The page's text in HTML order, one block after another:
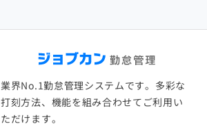
業界No.1勤怠管理システムです。多彩な
打刻方法、機能を組み合わせてご利用い
ただけます。